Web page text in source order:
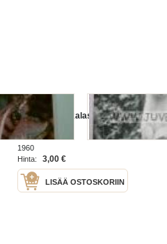
Metsästys ja kalastus 1960 nr 1
tammikuu
1960
Hinta:
3,00 €
LISÄÄ OSTOSKORIIN